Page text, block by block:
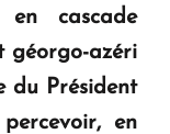
en cascade
géorgo-azéri
du Président
en